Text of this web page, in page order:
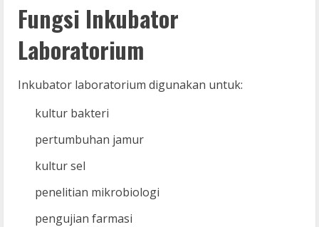
Fungsi Inkubator
Laboratorium
Inkubator laboratorium digunakan untuk:
kultur bakteri
pertumbuhan jamur
kultur sel
penelitian mikrobiologi
pengujian farmasi